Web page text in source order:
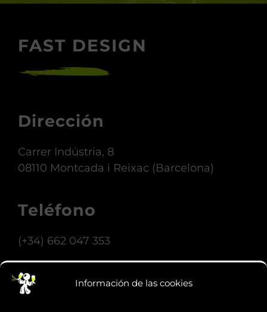
Información de las cookies
FAST DESIGN
Dirección
Carrer Indústria, 8
08110 Montcada i Reixac (Barcelona)
Teléfono
(+34) 662 047 353
de este horario se atiende con cita previa.